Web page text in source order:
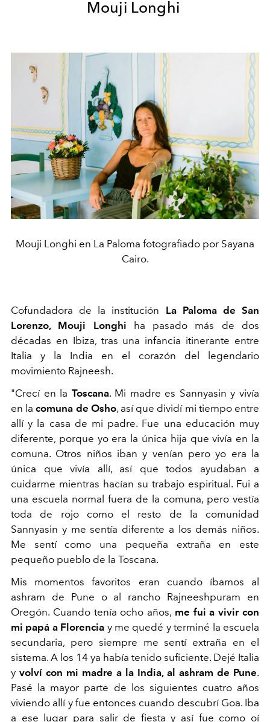
Mouji Longhi
Mouji Longhi en La Paloma fotografiado por Sayana
Cairo.
Cofundadora de la institución La Paloma de San
Lorenzo, Mouji Longhi ha pasado más de dos
décadas en Ibiza, tras una infancia itinerante entre
Italia y la India en el corazón del legendario
movimiento Rajneesh.
"Crecí en la Toscana. Mi madre es Sannyasin y vivía
en la comuna de Osho, así que dividí mi tiempo entre
allí y la casa de mi padre. Fue una educación muy
diferente, porque yo era la única hija que vivía en la
comuna. Otros niños iban y venían pero yo era la
única que vivía allí, así que todos ayudaban a
cuidarme mientras hacían su trabajo espiritual . Fui a
una escuela normal fuera de la comuna, pero vestía
toda de rojo como el resto de la comunidad
Sannyasin y me sentía diferente a los demás niños.
Me sentí como una pequeña extraña en este
pequeño pueblo de la Toscana.
Mis momentos favoritos eran cuando íbamos al
ashram de Pune o al rancho Rajneeshpuram en
Oregón. Cuando tenía ocho años, me fui a vivir con
mi papá a Florencia y me quedé y terminé la escuela
secundaria, pero siempre me sentí extraña en el
sistema. A los 14 ya había tenido suficiente. Dejé Italia
y volví con mi madre a la India, al ashram de Pune.
Pasé la mayor parte de los siguientes cuatro años
viviendo allí y fue entonces cuando descubrí Goa. Iba
a ese lugar para salir de fiesta y así fue como oí